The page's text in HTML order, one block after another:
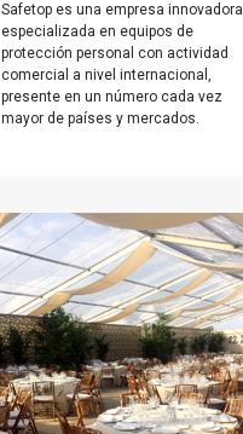
Safetop es una empresa innovadora
especializada en equipos de
protección personal con actividad
comercial a nivel internacional,
presente en un número cada vez
mayor de países y mercados.